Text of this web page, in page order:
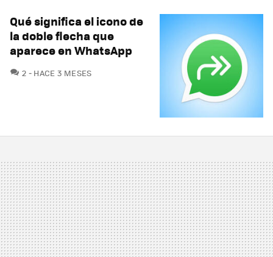
Qué significa el icono de
la doble flecha que
aparece en WhatsApp
2 COMENTARIOS
HACE 3 MESES